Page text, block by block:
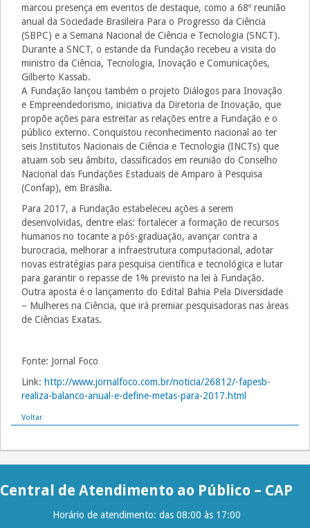
marcou presença em eventos de destaque, como a 68º reunião
anual da Sociedade Brasileira Para o Progresso da Ciência
(SBPC) e a Semana Nacional de Ciência e Tecnologia (SNCT).
Durante a SNCT, o estande da Fundação recebeu a visita do
ministro da Ciência, Tecnologia, Inovação e Comunicações,
Gilberto Kassab.
A Fundação lançou também o projeto Diálogos para Inovação
e Empreendedorismo, iniciativa da Diretoria de Inovação, que
propõe ações para estreitar as relações entre a Fundação e o
público externo. Conquistou reconhecimento nacional ao ter
seis Institutos Nacionais de Ciência e Tecnologia (INCTs) que
atuam sob seu âmbito, classificados em reunião do Conselho
Nacional das Fundações Estaduais de Amparo à Pesquisa
(Confap), em Brasília.
Para 2017, a Fundação estabeleceu ações a serem
desenvolvidas, dentre elas: fortalecer a formação de recursos
humanos no tocante a pós-graduação, avançar contra a
burocracia, melhorar a infraestrutura computacional, adotar
novas estratégias para pesquisa científica e tecnológica e lutar
para garantir o repasse de 1% previsto na lei à Fundação.
Outra aposta é o lançamento do Edital Bahia Pela Diversidade
– Mulheres na Ciência, que irá premiar pesquisadoras nas áreas
de Ciências Exatas.
Fonte: Jornal Foco
Link: http://www.jornalfoco.com.br/noticia/26812/-fapesb-
realiza-balanco-anual-e-define-metas-para-2017.html
Voltar
Central de Atendimento ao Público – CAP
Horário de atendimento: das 08:00 às 17:00